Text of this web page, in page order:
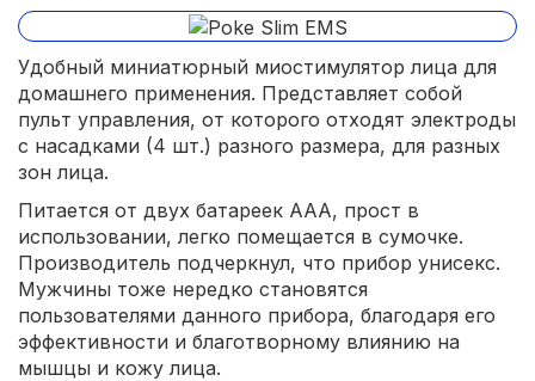
Удобный миниатюрный миостимулятор лица для
домашнего применения. Представляет собой
пульт управления, от которого отходят электроды
с насадками (4 шт.) разного размера, для разных
зон лица.
Питается от двух батареек ААА, прост в
использовании, легко помещается в сумочке.
Производитель подчеркнул, что прибор унисекс.
Мужчины тоже нередко становятся
пользователями данного прибора, благодаря его
эффективности и благотворному влиянию на
мышцы и кожу лица.